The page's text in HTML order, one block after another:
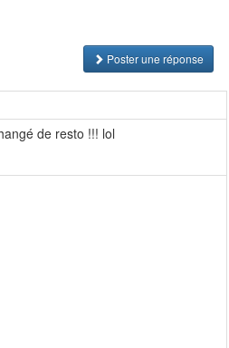
Poster une réponse
de resto !!! lol